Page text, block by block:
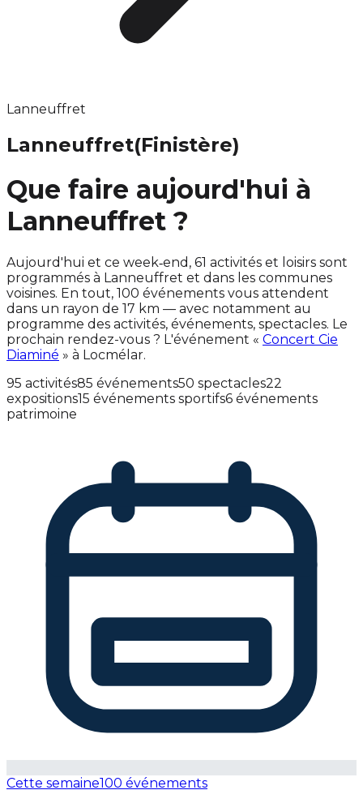
Lanneuffret
Lanneuffret(Finistère)
Que faire aujourd'hui à
Lanneuffret ?
Aujourd'hui et ce week‑end, 61 activités et loisirs sont
programmés à Lanneuffret et dans les communes
voisines. En tout, 100 événements vous attendent
dans un rayon de 17 km — avec notamment au
programme des activités, événements, spectacles. Le
prochain rendez-vous ? L'événement « Concert Cie
Diaminé » à Locmélar.
95 activités85 événements50 spectacles22
expositions15 événements sportifs6 événements
patrimoine
Cette semaine100 événements